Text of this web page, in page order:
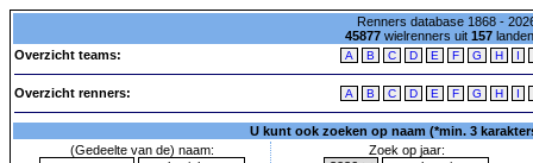
Renners database 1868 -
45877wielrenners uit 157
Overzicht teams:
A B C D E F G H I
Overzicht renners: A B C D E F G H I
U kunt ook zoeken op naam (*min. 3
(Gedeelte van de) naam:
Zoek op jaar: